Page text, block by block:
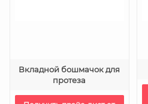
Вкладной бошмачок для
протеза